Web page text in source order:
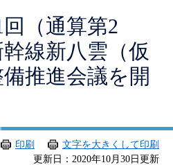
（通算第2
線新八雲（仮
推進会議を開
印刷
文字を大きくして印刷
更新日：2020年10月30日更新